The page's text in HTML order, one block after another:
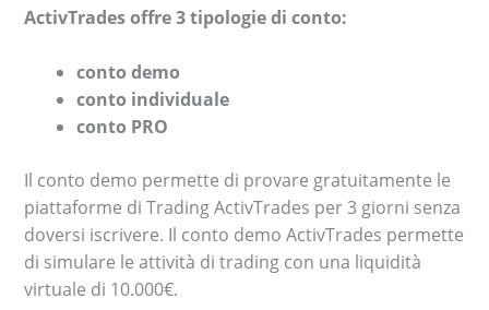
ActivTrades offre 3 tipologie di conto:
conto demo
conto individuale
conto PRO
Il conto demo permette di provare gratuitamente le
piattaforme di Trading ActivTrades per 3 giorni senza
doversi iscrivere. Il conto demo ActivTrades permette
di simulare le attività di trading con una liquidità
virtuale di 10.000€.